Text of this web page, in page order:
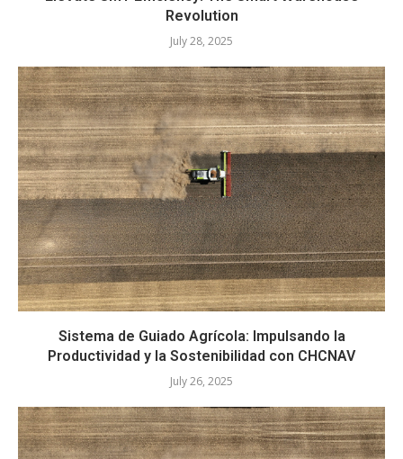
Revolution
July 28, 2025
Sistema de Guiado Agrícola: Impulsando la
Productividad y la Sostenibilidad con CHCNAV
July 26, 2025